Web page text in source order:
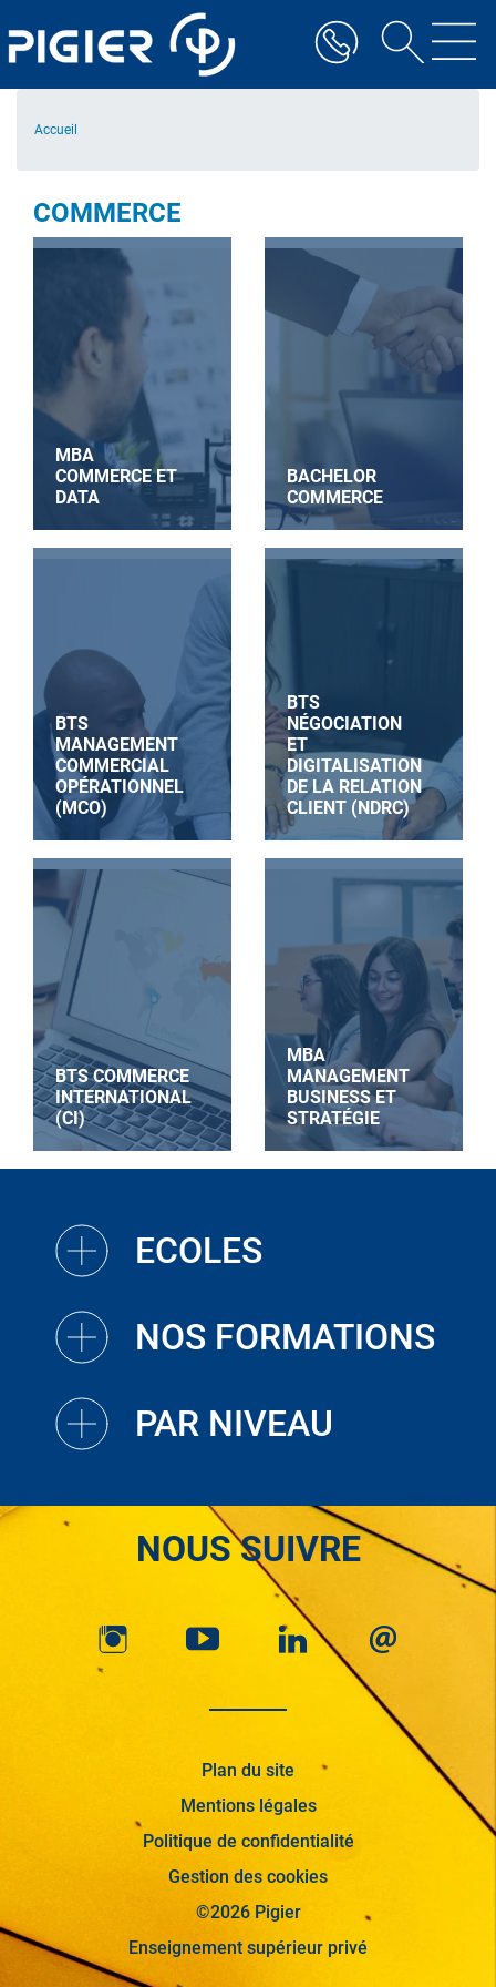
au
contenu
Accueil
COMMERCE
MBA
COMMERCE ET
DATA
BACHELOR
COMMERCE
BTS
MANAGEMENT
COMMERCIAL
OPÉRATIONNEL
(MCO)
BTS
NÉGOCIATION
ET
DIGITALISATION
DE LA RELATION
CLIENT (NDRC)
BTS COMMERCE
INTERNATIONAL
(CI)
MBA
MANAGEMENT
BUSINESS ET
STRATÉGIE
ECOLES
NOS FORMATIONS
PAR NIVEAU
NOUS SUIVRE
Plan du site
Mentions légales
Politique de confidentialité
Gestion des cookies
©2026 Pigier
Enseignement supérieur privé